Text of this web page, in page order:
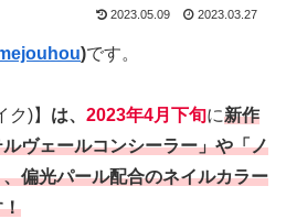
2023.05.09 2023.03.27
)です。
)】 は、 2023年4月下旬に新作
ヴェールコンシーラー」や「ノ
偏光パール配合のネイルカラー
！